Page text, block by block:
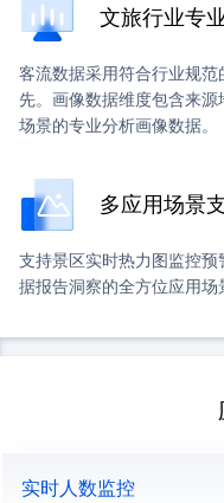
文旅行业专
客流数据采用符合行业规
先。画像数据维度包含来
场景的专业分析画像数据。
多应用场景
支持景区实时热力图监控
据报告洞察的全方位应用场
实时人数监控